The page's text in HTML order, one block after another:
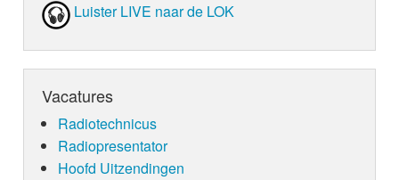
Luister LIVE naar de LOK
Vacatures
Radiotechnicus
Radiopresentator
Hoofd Uitzendingen